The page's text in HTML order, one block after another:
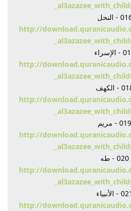
- النحل
http://
http://
- الكهف
http://
019 - مريم
http://
020 - طه
http://
021 - الأنبياء
http://